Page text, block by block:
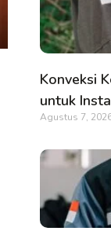
Konveksi
untuk
Agustus 7,